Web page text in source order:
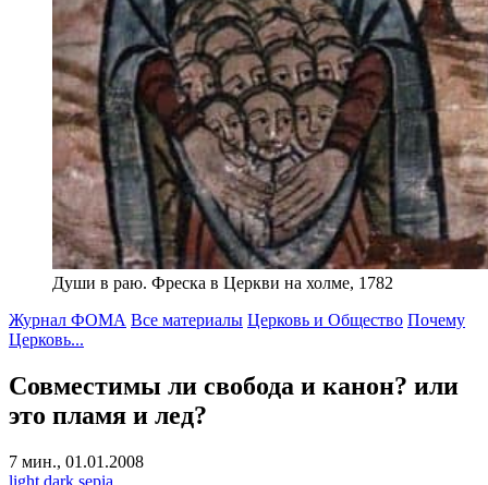
Души в раю. Фреска в Церкви на холме, 1782
Журнал ФОМА Все материалы Церковь и Общество Почему
Церковь...
Совместимы ли свобода и канон? или
это пламя и лед?
7 мин., 01.01.2008
light dark sepia